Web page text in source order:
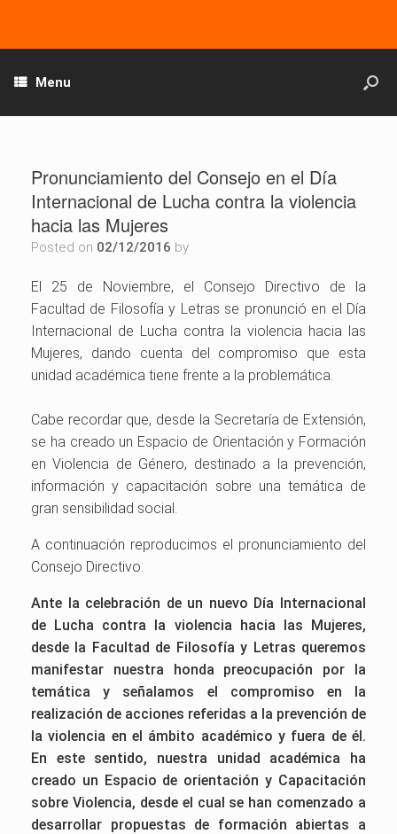
Menu
Pronunciamiento del Consejo en el Día
Internacional de Lucha contra la violencia
hacia las Mujeres
Posted on 02/12/2016 by
El 25 de Noviembre, el Consejo Directivo de la
Facultad de Filosofía y Letras se pronunció en el Día
Internacional de Lucha contra la violencia hacia las
Mujeres, dando cuenta del compromiso que esta
unidad académica tiene frente a la problemática.
Cabe recordar que, desde la Secretaría de Extensión,
se ha creado un Espacio de Orientación y Formación
en Violencia de Género, destinado a la prevención,
información y capacitación sobre una temática de
gran sensibilidad social.
A continuación reproducimos el pronunciamiento del
Consejo Directivo:
Ante la celebración de un nuevo Día Internacional
de Lucha contra la violencia hacia las Mujeres,
desde la Facultad de Filosofía y Letras queremos
manifestar nuestra honda preocupación por la
temática y señalamos el compromiso en la
realización de acciones referidas a la prevención de
la violencia en el ámbito académico y fuera de él.
En este sentido, nuestra unidad académica ha
creado un Espacio de orientación y Capacitación
sobre Violencia, desde el cual se han comenzado a
desarrollar propuestas de formación abiertas a